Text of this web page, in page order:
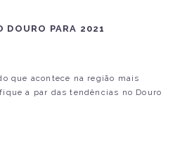
DOURO PARA 2021
que acontece na região mais
a par das tendências no Douro